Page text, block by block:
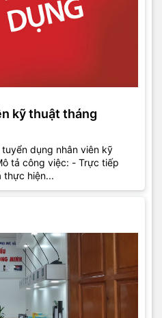
kỹ thuật tháng
dụng nhân viên kỹ
thực hiện...